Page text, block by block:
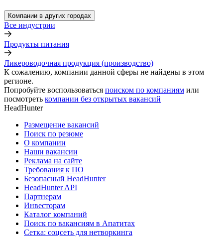
Компании в других городах
Все индустрии
Продукты питания
Ликероводочная продукция (производство)
К сожалению, компании данной сферы не найдены в этом
регионе.
Попробуйте воспользоваться поиском по компаниям или
посмотреть компании без открытых вакансий
HeadHunter
Размещение вакансий
Поиск по резюме
О компании
Наши вакансии
Реклама на сайте
Требования к ПО
Безопасный HeadHunter
HeadHunter API
Партнерам
Инвесторам
Каталог компаний
Поиск по вакансиям в Апатитах
Сетка: соцсеть для нетворкинга